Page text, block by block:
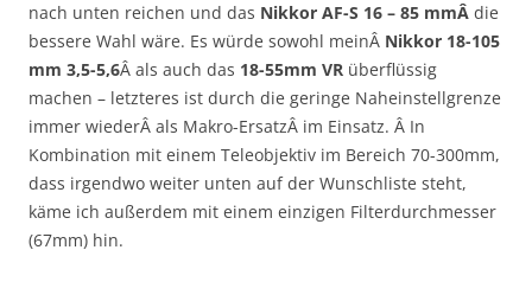
nach unten reichen und das Nikkor AF-S 16 – 85 mmÂ die
bessere Wahl wäre. Es würde sowohl meinÂ Nikkor 18-105
mm 3,5-5,6Â als auch das 18-55mm VR überflüssig
machen – letzteres ist durch die geringe Naheinstellgrenze
immer wiederÂ als Makro-ErsatzÂ im Einsatz. Â In
Kombination mit einem Teleobjektiv im Bereich 70-300mm,
dass irgendwo weiter unten auf der Wunschliste steht,
käme ich außerdem mit einem einzigen Filterdurchmesser
(67mm) hin.